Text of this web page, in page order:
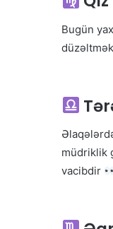
Bugün
müdriklik
vacibdir